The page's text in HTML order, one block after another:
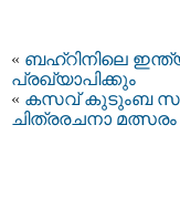
« ബഹ്റിനിലെ
പ്രഖ്യാപിക്കും
« കസവ് കുടുംബ
ചിത്രരചനാ മത്സരം